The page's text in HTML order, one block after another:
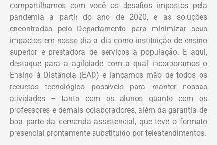
compartilhamos com você os desafios impostos pela
pandemia a partir do ano de 2020, e as soluções
encontradas pelo Departamento para minimizar seus
impactos em nosso dia a dia como instituição de ensino
superior e prestadora de serviços à população. E aqui,
destaque para a agilidade com a qual incorporamos o
Ensino à Distância (EAD) e lançamos mão de todos os
recursos tecnológico possíveis para manter nossas
atividades – tanto com os alunos quanto com os
professores e demais colaboradores, além da garantia de
boa parte da demanda assistencial, que teve o formato
presencial prontamente substituído por teleatendimentos.